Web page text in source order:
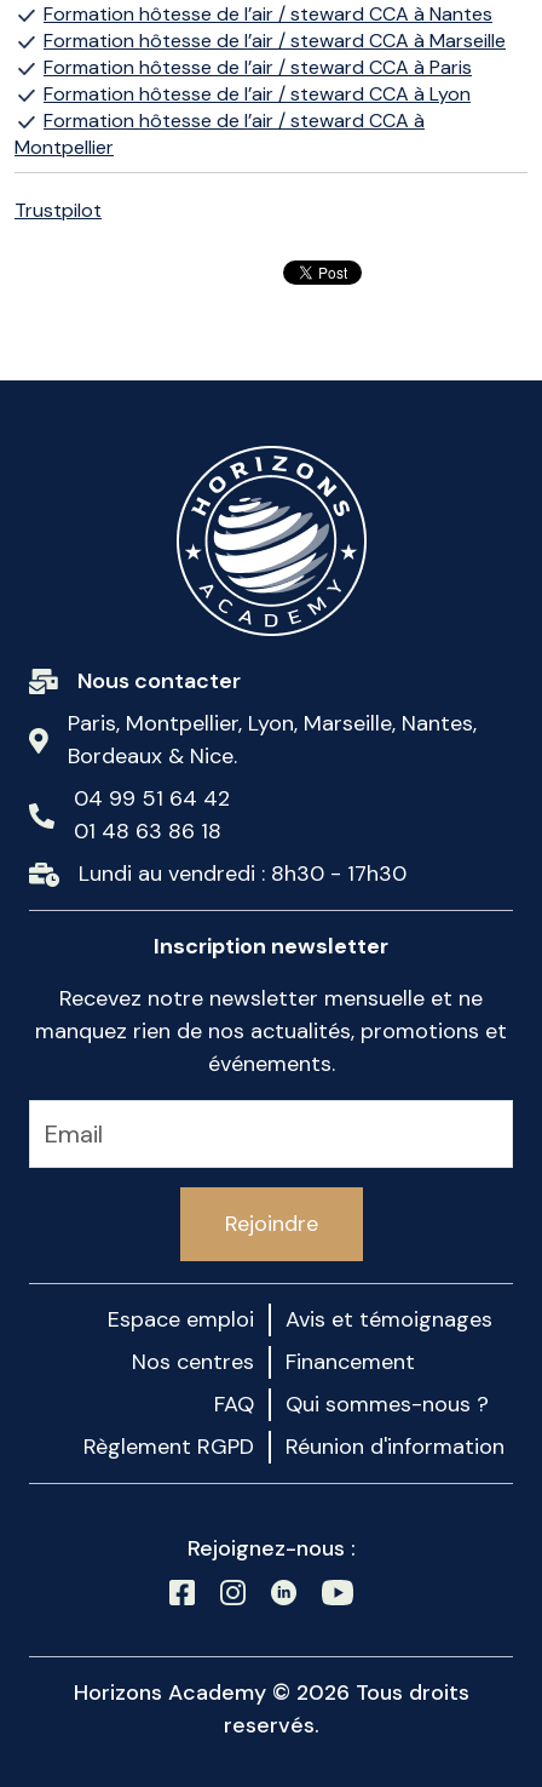
Formation hôtesse de l’air / steward CCA à Nantes
Formation hôtesse de l’air / steward CCA à Marseille
Formation hôtesse de l’air / steward CCA à Paris
Formation hôtesse de l’air / steward CCA à Lyon
Formation hôtesse de l’air / steward CCA à
Montpellier
Trustpilot
Nous contacter
Paris, Montpellier, Lyon, Marseille, Nantes,
Bordeaux & Nice.
04 99 51 64 42
01 48 63 86 18
Lundi au vendredi : 8h30 - 17h30
Inscription newsletter
Recevez notre newsletter mensuelle et ne
manquez rien de nos actualités, promotions et
événements.
Rejoindre
Espace emploi
Avis et témoignages
Nos centres
Financement
FAQ
Qui sommes-nous ?
Règlement RGPD
Réunion d'information
Rejoignez-nous :
Horizons Academy © 2026 Tous droits
reservés.